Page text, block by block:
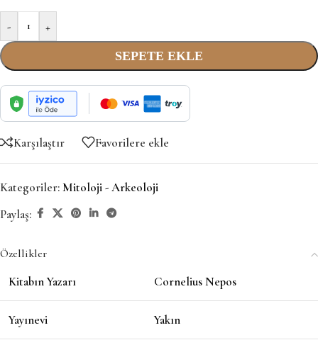
- +
SEPETE EKLE
Karşılaştır Favorilere ekle
Kategoriler:Mitoloji - Arkeoloji
Paylaş:
Özellikler
Kitabın Yazarı Cornelius Nepos
Yayınevi Yakın